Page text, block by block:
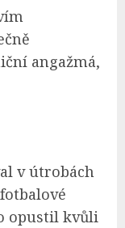
angažmá,
v útrobách
opustil kvůli